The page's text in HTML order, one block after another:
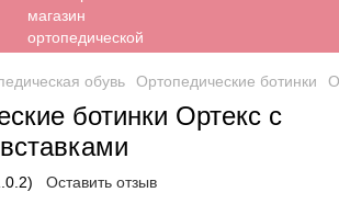
обувь Ортопедические ботинки
ботинки Ортекс с
Оставить отзыв